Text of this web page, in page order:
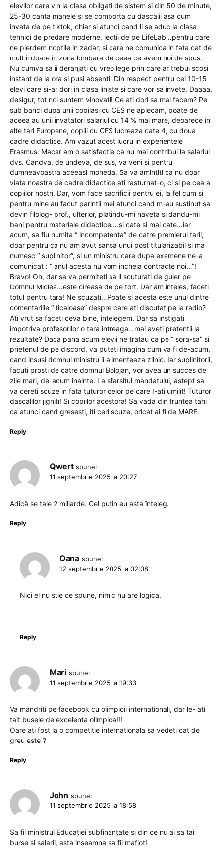
elevilor care vin la clasa obligati de sistem si din 50 de minute,
25-30 canta manele si se comporta cu dascalii asa cum
invata de pe tiktok, chiar si atunci cand li se aduc la clasa
tehnici de predare moderne, lectii de pe LifeLab…pentru care
ne pierdem noptile in zadar, si care ne comunica in fata cat de
mult ii doare in zona lombara de ceea ce avem noi de spus.
Nu cumva sa ii deranjati cu vreo lege prin care ar trebui scosi
instant de la ora si pusi absenti. Din respect pentru cei 10-15
elevi care si-ar dori in clasa liniste si care vor sa invete. Daaaa,
desigur, tot noi suntem vinovati! Ce ati dori sa mai facem? Pe
sub banci dupa unii copilasi cu CES ne aplecam, poate de
aceea au unii invatatori salariul cu 14 % mai mare, deoarece in
alte tari Europene, copiii cu CES lucreaza cate 4, cu doua
cadre didactice. Am vazut acest lucru in experientele
Erasmus. Macar am o satisfactie ca nu mai contribui la salariul
dvs. Candva, de undeva, de sus, va veni si pentru
dumneavoastra aceeasi moneda. Sa va amintiti ca nu doar
viata noastra de cadre didactice ati rasturnat-o, ci si pe cea a
copiilor nostri. Dar, vom face sacrificii pentru ei, la fel cum si
pentru mine au facut parintii mei atunci cand m-au sustinut sa
devin filolog- prof., ulterior, platindu-mi naveta si dandu-mi
bani pentru materiale didactice….si cate si mai cate…iar
acum, sa fiu numita “ incompetenta” de catre premierul tarii,
doar pentru ca nu am avut sansa unui post titularizabil si ma
numesc “ suplinitor”, si un ministru care dupa examene ne-a
comunicat : “ anul acesta nu vom incheia contracte noi…”!
Bravo! Oh, dar sa va permiteti sa il scuturati de guler pe
Domnul Miclea…este cireasa de pe tort. Dar am inteles, faceti
totul pentru tara! Ne scuzati…Poate si acesta este unul dintre
comentariile “ ticaloase” despre care ati discutat pe la radio?
Ati vrut sa faceti ceva bine, intelegem. Dar sa instigati
impotriva profesorilor o tara intreaga…mai aveti pretentii la
rezultate? Daca pana acum elevii ne tratau ca pe “ sora-sa” si
prietenul de pe discord, va puteti imagina cum va fi de-acum,
cand insusi domnul ministru ii alimenteaza zilnic. Iar suplinitorii,
facuti prosti de catre domnul Bolojan, vor avea un succes de
zile mari, de-acum inainte. La sfarsitul mandatului, astept sa
va cereti scuze in fata tuturor celor pe care I-ati umilit! Tuturor
dascalilor jigniti! Si copiilor acestora! Sa vada din fruntea tarii
ca atunci cand gresesti, iti ceri scuze, oricat ai fi de MARE.
Reply
Qwert spune:
11 septembrie 2025 la 20:27
Adică se taie 2 miliarde. Cel puțin eu asta înțeleg.
Reply
Oana spune:
12 septembrie 2025 la 02:08
Nici el nu stie ce spune, nimic nu are logica.
Reply
Mari spune:
11 septembrie 2025 la 19:33
Va mandriti pe facebook cu olimpicii internationali, dar le- ati
tait busele de excelenta olimpica!!!
Oare ati fost la o competitie internationala sa vedeti cat de
greu este ?
Reply
John spune:
11 septembrie 2025 la 18:58
Sa fii ministrul Educației subfinanțate si din ce nu ai sa tai
burse si salarii, asta inseamna sa fii mafiot!